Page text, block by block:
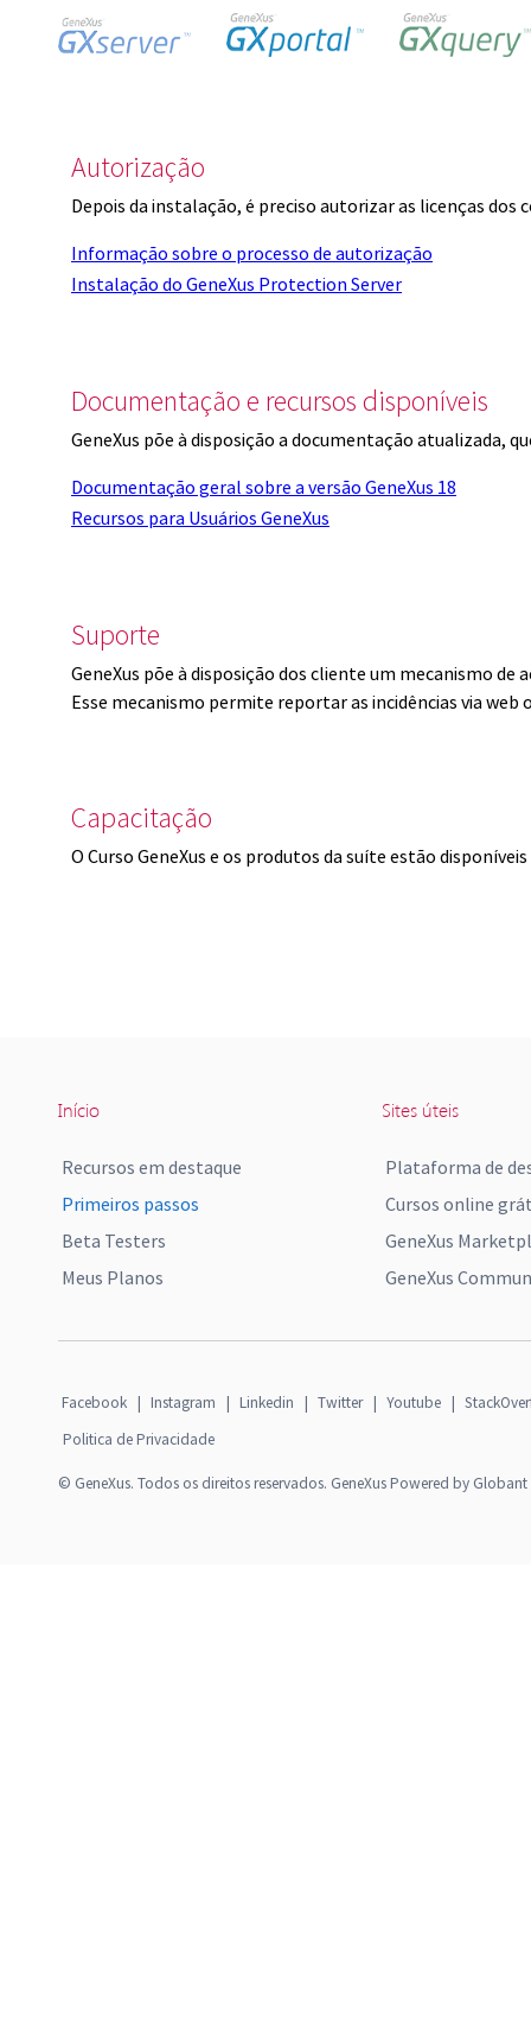
Autorização
Depois da instalação, é preciso autorizar as licenças dos
Informação sobre o processo de autorização
Instalação do GeneXus Protection Server
Documentação e recursos disponíveis
GeneXus põe à disposição a documentação atualizada,
Documentação geral sobre a versão GeneXus 18
Recursos para Usuários GeneXus
Suporte
GeneXus põe à disposição dos cliente um mecanismo de
Esse mecanismo permite reportar as incidências via
Capacitação
O Curso GeneXus e os produtos da suíte estão
Início
Recursos em destaque
Primeiros passos
Beta Testers
Meus Planos
Sites úteis
Plataforma de
Cursos online
GeneXus
GeneXus
Facebook | Instagram | Linkedin | Twitter | Youtube |
Politica de Privacidade
© GeneXus. Todos os direitos reservados. GeneXus Powered by Globant